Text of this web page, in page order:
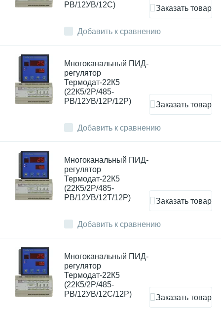
Добавить к сравнению
РВ/12УВ/12С)
Заказать товар
Добавить к сравнению
Многоканальный ПИД-
регулятор
Термодат-22К5
(22К5/2Р/485-
РВ/12УВ/12Р/12Р)
Заказать товар
Добавить к сравнению
Многоканальный ПИД-
регулятор
Термодат-22К5
(22К5/2Р/485-
РВ/12УВ/12Т/12Р)
Заказать товар
Многоканальный ПИД-
регулятор
Термодат-22К5
(22К5/2Р/485-
РВ/12УВ/12С/12Р)
Заказать товар